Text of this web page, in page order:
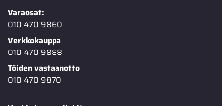
Varaosat:
010 470 9860
Verkkokauppa
010 470 9888
Töiden vastaanotto
010 470 9870